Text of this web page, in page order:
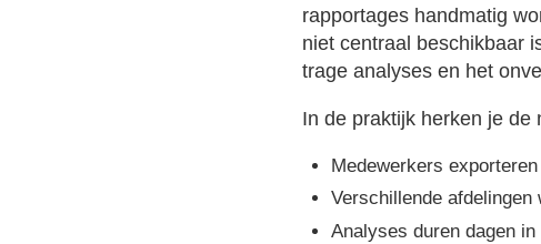
rapportages handmatig
niet centraal beschikbaar
trage analyses en het
In de praktijk herken je de
Medewerkers
Verschillende
Analyses duren dagen